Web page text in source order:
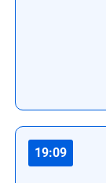
19:09